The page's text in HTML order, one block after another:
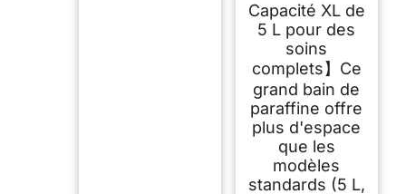
Tech®Appareil à
paraffine pour
soulager les
douleurs
musculaires et
l'arthrite. Grande
capacité de 5 L.
Contient 900 g de
paraffine et
accessoires
Capacité XL de
5 L pour des
soins
complets】Ce
grand bain de
paraffine offre
plus d'espace
que les
modèles
standards (5 L,